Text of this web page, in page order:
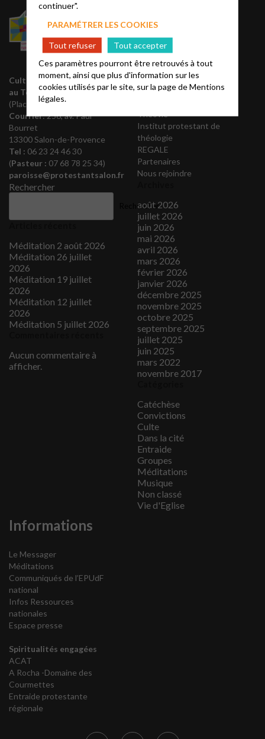
Culte le dimanche à 10h30
au Temple
(Place de la Porte Coucou)
Courrier: 256, av. Paul
Bourret
13300 Salon-de-Provence
Tel : 06 23 24 46 30
(Pasteur : 07 68 78 25 34)
paroisse@protestantsalon.fr
Rechercher
Rechercher
Méditation 2 août 2026
Méditation 26 juillet
2026
Méditation 19 juillet
2026
Méditation 12 juillet
2026
Méditation 5 juillet 2026
Aucun commentaire à
afficher.
Acteurs EPUdF
Editions Olivétan
Liste des régions
Annuaire EPUdF
Notes bibliques et
Théovie
Institut protestant de
théologie
REGALE
Partenaires
Nous rejoindre
août 2026
juillet 2026
juin 2026
mai 2026
avril 2026
mars 2026
février 2026
janvier 2026
décembre 2025
novembre 2025
octobre 2025
septembre 2025
juillet 2025
juin 2025
mars 2022
novembre 2017
Catéchèse
Convictions
Culte
Dans la cité
Entraide
Groupes
Méditations
Musique
Non classé
Vie d'Eglise
Informations
Le Messager
Méditations
Communiqués de l’EPUdF
national
Infos Ressources
nationales
Espace presse
Spiritualités engagées
ACAT
A Rocha -Domaine des
Courmettes
Entraide protestante
régionale
continuer".
PARAMÉTRER LES COOKIES
Tout refuser
Tout accepter
Ces paramètres pourront être retrouvés à tout
moment, ainsi que plus d'information sur les
cookies utilisés par le site, sur la page deMentions
légales.